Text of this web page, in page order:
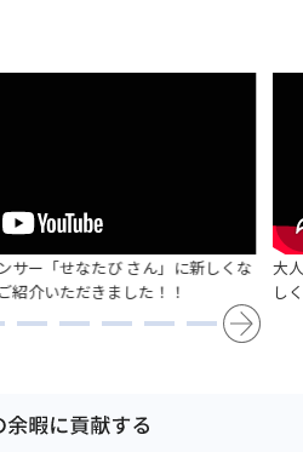
サー「せなたび さん」に新しくな
紹介いただきました！！
大
し